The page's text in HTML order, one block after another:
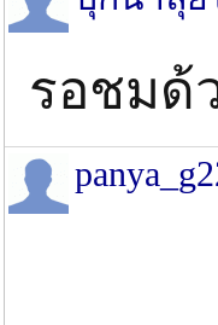
รอชมด้